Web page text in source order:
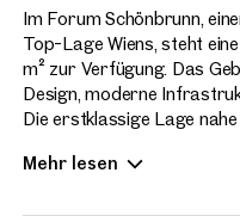
Im Forum Schönbrunn,
Top-Lage Wiens, steht
m² zur Verfügung. Das
Design, moderne
Die erstklassige Lage
repräsentativem Ambiente.
Mehr lesen